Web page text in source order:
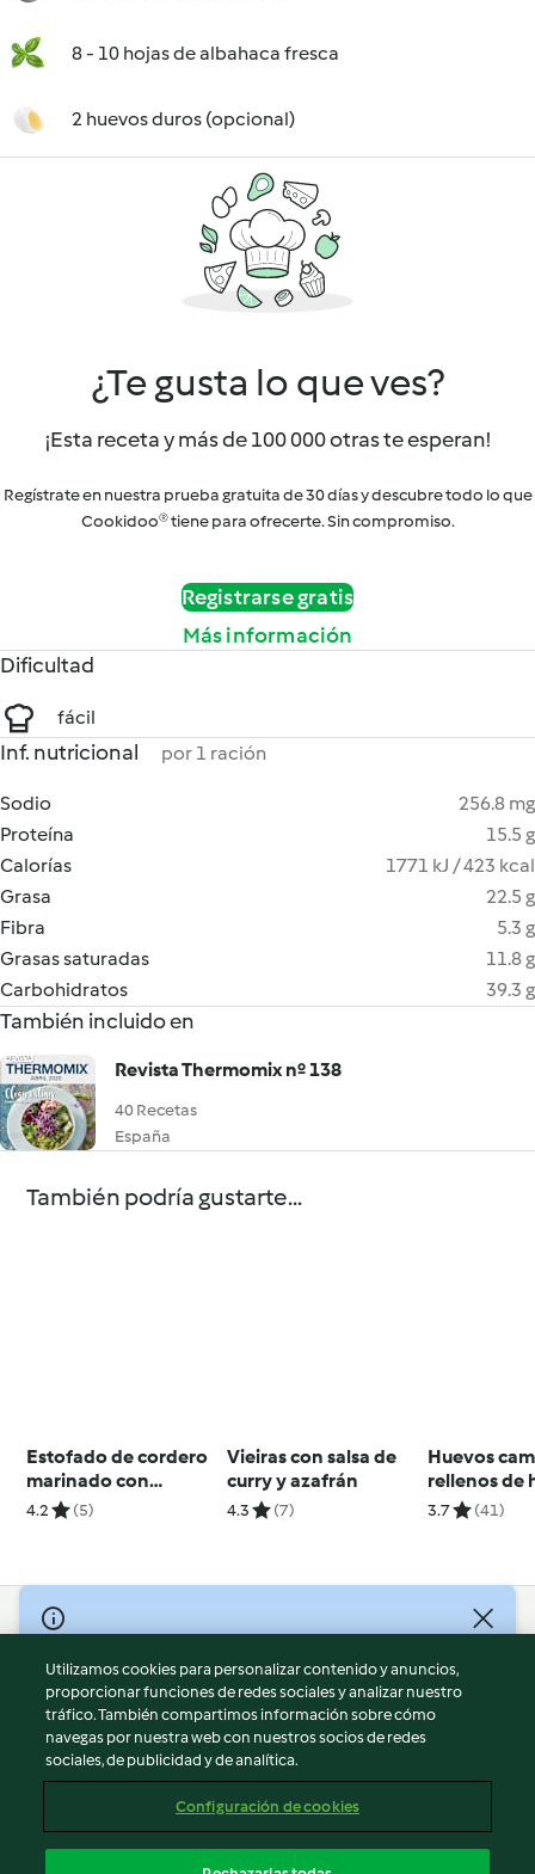
8 - 10 hojas de albahaca fresca
2 huevos duros (opcional)
¿Te gusta lo que ves?
¡Esta receta y más de 100 000 otras te esperan!
Regístrate en nuestra prueba gratuita de 30 días y descubre todo lo que
Cookidoo® tiene para ofrecerte. Sin compromiso.
Registrarse gratis
Más información
Dificultad
fácil
Inf. nutricional por 1 ración
Sodio
256.8 mg
Proteína
15.5 g
Calorías
1771 kJ / 423 kcal
Grasa
22.5 g
Fibra
5.3 g
Grasas saturadas
11.8 g
Carbohidratos
39.3 g
También incluido en
Revista Thermomix nº 138
40 Recetas
España
También podría gustarte...
Estofado de cordero
marinado con
naranja, miel y
4.2 (5)
Vieiras con salsa de
curry y azafrán
4.3 (7)
Huevos
rellenos de
tricolor de
3.7 (41)
© Copyright 2026
Términos de uso
Política de privacidad
Aviso legal
Información legal
Reportar contenido
Utilizamos cookies para personalizar contenido y anuncios,
proporcionar funciones de redes sociales y analizar nuestro
tráfico. También compartimos información sobre cómo
navegas por nuestra web con nuestros socios de redes
sociales, de publicidad y de analítica.
Configuración de cookies